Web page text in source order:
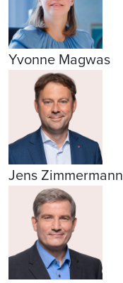
Yvonne Magwas
Jens Zimmermann